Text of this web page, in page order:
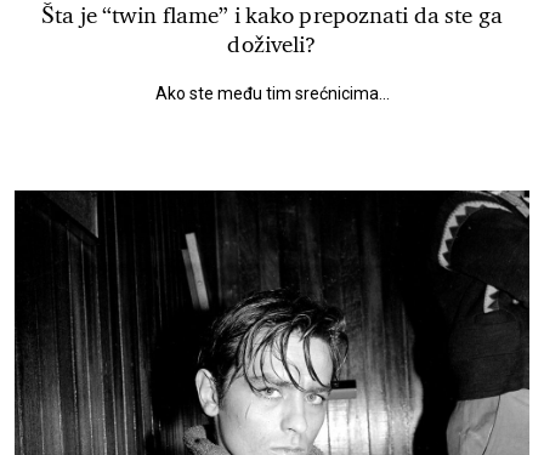
Šta je “twin flame” i kako prepoznati da ste ga
doživeli?
Ako ste među tim srećnicima...